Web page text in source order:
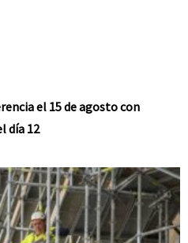
el 15 de agosto con
día 12